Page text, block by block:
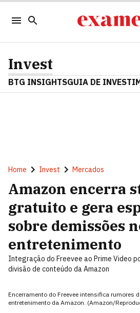
Invest
BTG INSIGHTSGUIA DE
Home Invest Mercados
Amazon encerra
gratuito e gera
sobre demissões
entretenimento
Integração do Freevee ao Prime Video
divisão de conteúdo da Amazon
Encerramento do Freevee intensifica rumores
entretenimento da Amazon. (Amazon/